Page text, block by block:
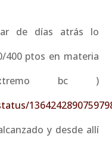
de días atrás lo
400 ptos en materia
bc )
y desde allí